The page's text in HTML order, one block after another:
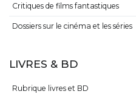
Critiques de films fantastiques
Dossiers sur le cinéma et les séries
LIVRES & BD
Rubrique livres et BD